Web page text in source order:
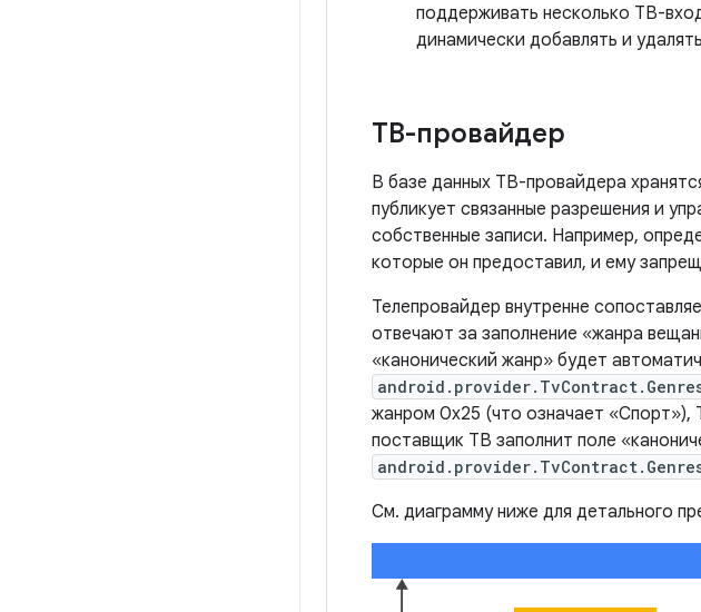
поддерживать несколько ТВ-
динамически добавлять и
ТВ-провайдер
В базе данных ТВ-провайдера
публикует связанные разрешения и
собственные записи. Например,
которые он предоставил, и ему
Телепровайдер внутренне
отвечают за заполнение «жанра
«канонический жанр» будет
жанром 0x25 (что означает
поставщик ТВ заполнит поле
См. диаграмму ниже для детального